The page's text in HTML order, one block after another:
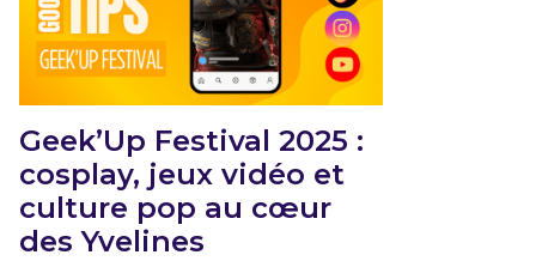
Geek’Up Festival 2025 :
cosplay, jeux vidéo et
culture pop au cœur
des Yvelines